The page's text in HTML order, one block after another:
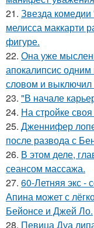
21. Звезда
мелисса маккарти
фигуре.
22. Она уже
апокалипсис
словом и выключил
23. "В начале
24. На стройке
25. Дженнифер
после развода с
26. В этом деле,
сеансом массажа.
27. 60-Летняя экс -
Апина может с
Бейонсе и Джей Ло.
28. Певица Дуа